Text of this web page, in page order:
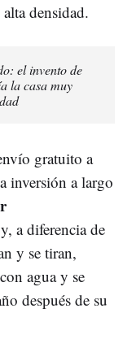
densidad.
el invento de
la casa muy
gratuito a
inversión a largo
y, a diferencia de
y se tiran,
agua y se
después de su